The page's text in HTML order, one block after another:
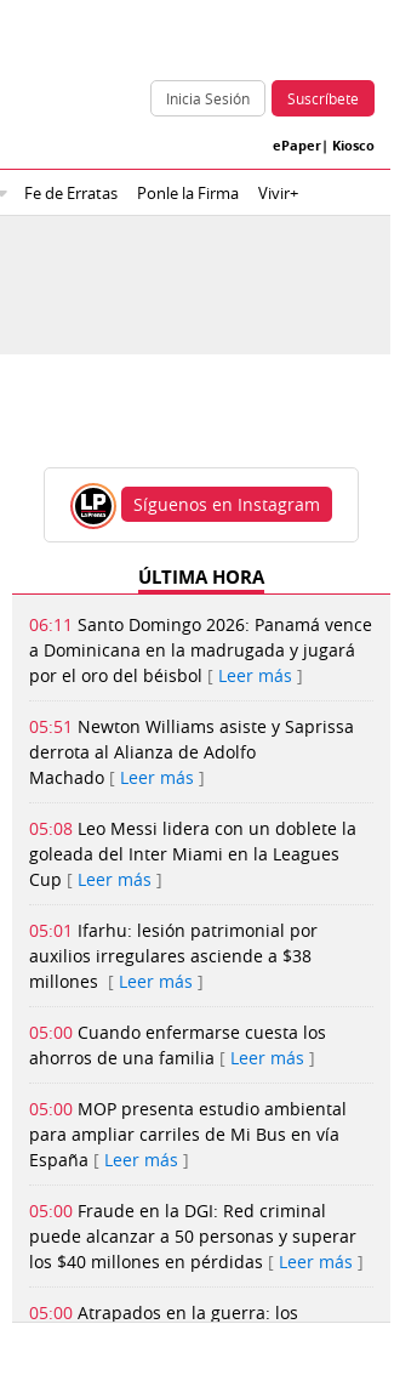
Inicia Sesión Suscríbete
ePaper| Kiosco
Fe de Erratas Ponle la Firma Vivir+
Síguenos en Instagram
ÚLTIMA HORA
06:11 Santo Domingo 2026: Panamá vence
a Dominicana en la madrugada y jugará
por el oro del béisbol
Leer más
05:51 Newton Williams asiste y Saprissa
derrota al Alianza de Adolfo
Machado
Leer más
05:08 Leo Messi lidera con un doblete la
goleada del Inter Miami en la Leagues
Cup
Leer más
05:01 Ifarhu: lesión patrimonial por
auxilios irregulares asciende a $38
millones
Leer más
05:00 Cuando enfermarse cuesta los
ahorros de una familia
Leer más
05:00 MOP presenta estudio ambiental
para ampliar carriles de Mi Bus en vía
España
Leer más
05:00 Fraude en la DGI: Red criminal
puede alcanzar a 50 personas y superar
los $40 millones en pérdidas
Leer más
05:00 Atrapados en la guerra: los